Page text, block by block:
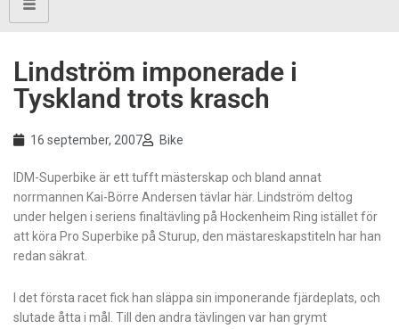
Lindström imponerade i
Tyskland trots krasch
16 september, 2007 Bike
IDM-Superbike är ett tufft mästerskap och bland annat
norrmannen Kai-Börre Andersen tävlar här. Lindström deltog
under helgen i seriens finaltävling på Hockenheim Ring istället för
att köra Pro Superbike på Sturup, den mästareskapstiteln har han
redan säkrat.
I det första racet fick han släppa sin imponerande fjärdeplats, och
slutade åtta i mål. Till den andra tävlingen var han grymt